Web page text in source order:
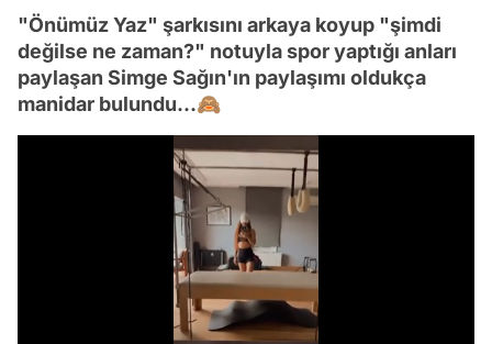
"Önümüz Yaz" şarkısını arkaya koyup "şimdi
değilse ne zaman?" notuyla spor yaptığı anları
paylaşan Simge Sağın'ın paylaşımı oldukça
manidar bulundu...🙈